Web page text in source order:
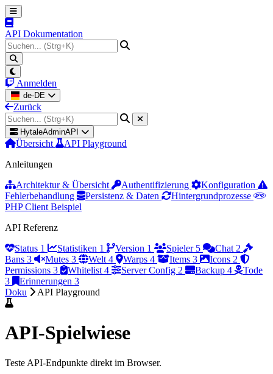
API Dokumentation
Anmelden
de-DE
Zurück
HytaleAdminAPI
Übersicht
API Playground
Anleitungen
Architektur & Übersicht
Authentifizierung
Konfiguration
Fehlerbehandlung
Persistenz & Daten
Hintergrundprozesse
PHP Client Beispiel
API Referenz
Status 1 Statistiken 1 Version 1 Spieler 5 Chat 2
Bans 3 Mutes 3 Welt 4 Warps 4 Items 3 Icons 2
Permissions 3 Whitelist 4 Server Config 2 Backup 4
Tode
3
Erinnerungen 3
Doku
API Playground
API-Spielwiese
Teste API-Endpunkte direkt im Browser.